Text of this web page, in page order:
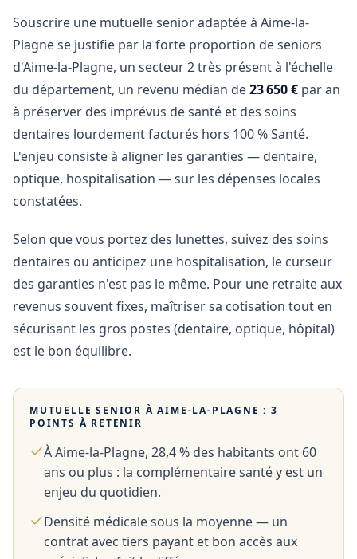
Souscrire une mutuelle senior adaptée à Aime-la-
Plagne se justifie par la forte proportion de seniors
d'Aime-la-Plagne, un secteur 2 très présent à l'échelle
du département, un revenu médian de23 650 € par an
à préserver des imprévus de santé et des soins
dentaires lourdement facturés hors 100 % Santé.
L'enjeu consiste à aligner les garanties — dentaire,
optique, hospitalisation — sur les dépenses locales
constatées.
Selon que vous portez des lunettes, suivez des soins
dentaires ou anticipez une hospitalisation, le curseur
des garanties n'est pas le même. Pour une retraite aux
revenus souvent fixes, maîtriser sa cotisation tout en
sécurisant les gros postes (dentaire, optique, hôpital)
est le bon équilibre.
MUTUELLE SENIOR ÀAIME-LA-PLAGNE : 3
POINTS À RETENIR
À Aime-la-Plagne, 28,4 % des habitants ont 60
ans ou plus : la complémentaire santé y est un
enjeu du quotidien.
Densité médicale sous la moyenne — un
contrat avec tiers payant et bon accès aux